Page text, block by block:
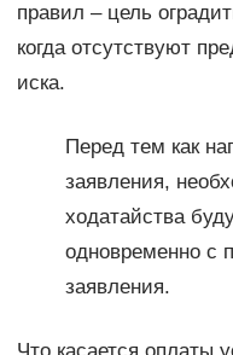
правил – цель
когда отсутствуют
иска.
Перед тем как
заявления,
ходатайства
одновременно с
заявления.